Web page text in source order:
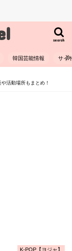
search
韓国芸能情報 サイ
活動場所もまとめ！
K-POP【ヨジャ】